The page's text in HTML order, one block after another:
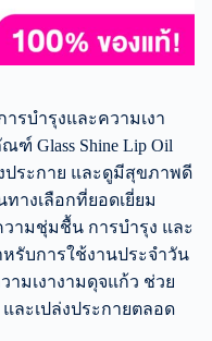
รบำรุงและความเงา
Glass Shine Lip Oil
ระกาย และดูมีสุขภาพดี
ทางเลือกที่ยอดเยี่ยม
ามชุ่มชื้น การบำรุง และ
หรับการใช้งานประจำวัน
มเงางามดุจแก้ว ช่วย
ะเปล่งประกายตลอด